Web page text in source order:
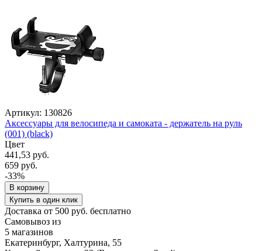
Артикул: 130826
Аксессуары для велосипеда и самоката - держатель на руль
(001) (black)
Цвет
441,53 руб.
659 руб.
-33%
В корзину
Купить в один клик
Доставка от 500 руб. бесплатно
Самовывоз из
5 магазинов
Екатеринбург, Халтурина, 55